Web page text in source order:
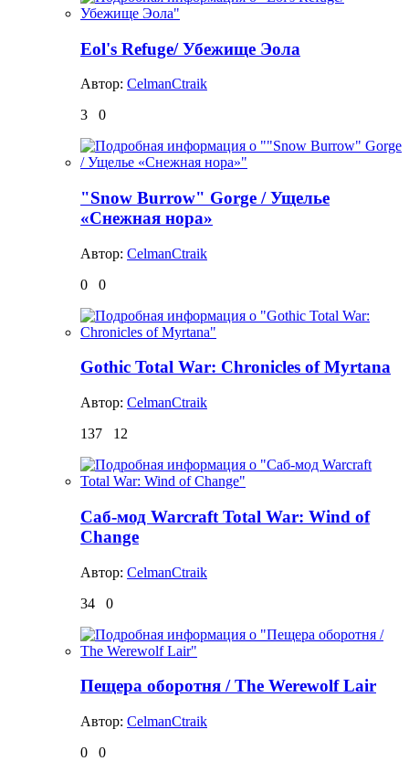
Eol's Refuge/ Убежище Эола
Автор: CelmanCtraik
3
0
"Snow Burrow" Gorge / Ущелье
«Снежная нора»
Автор: CelmanCtraik
0
0
Gothic Total War: Chronicles of Myrtana
Автор: CelmanCtraik
137
12
Саб-мод Warcraft Total War: Wind of
Change
Автор: CelmanCtraik
34
0
Пещера оборотня / The Werewolf Lair
Автор: CelmanCtraik
0
0